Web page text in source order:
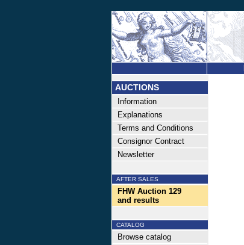
AUCTIONS
Information
Explanations
Terms and Conditions
Consignor Contract
Newsletter
AFTER SALES
FHW Auction 129
and results
CATALOG
Browse catalog